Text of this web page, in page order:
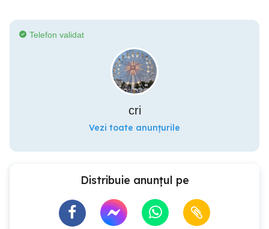
Telefon validat
cri
Vezi toate anunțurile
Distribuie anunțul pe